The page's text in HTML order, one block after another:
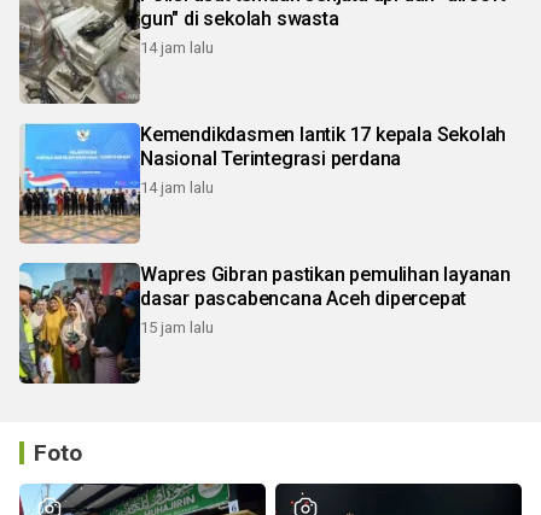
gun" di sekolah swasta
14 jam lalu
Kemendikdasmen lantik 17 kepala Sekolah
Nasional Terintegrasi perdana
14 jam lalu
Wapres Gibran pastikan pemulihan layanan
dasar pascabencana Aceh dipercepat
15 jam lalu
Foto